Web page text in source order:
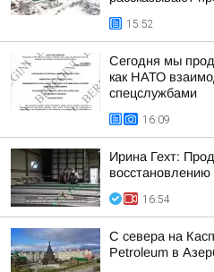
15:52
Сегодня мы
как НАТО
спецслужбами
16:09
Ирина Гехт:
восстановлению
16:54
С севера на
Petroleum в